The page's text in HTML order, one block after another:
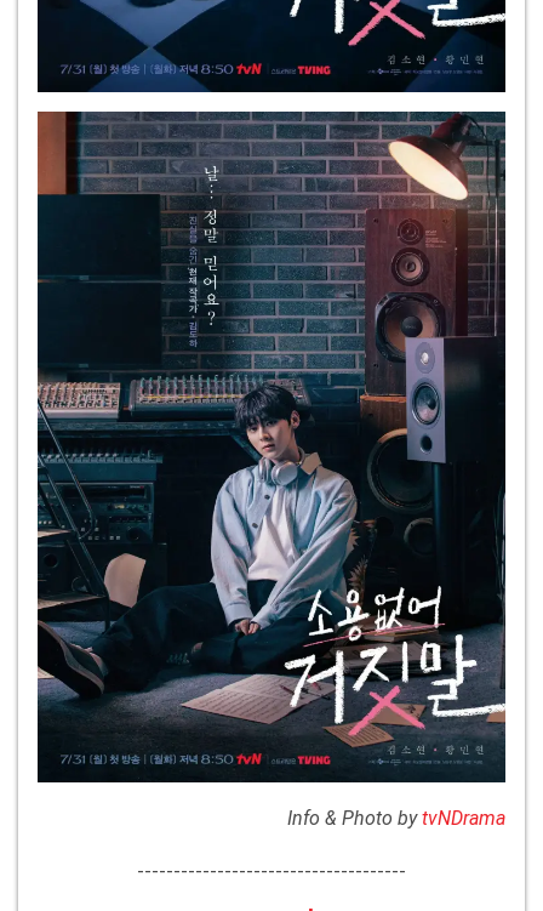
Info & Photo bytvNDrama
-------------------------------------